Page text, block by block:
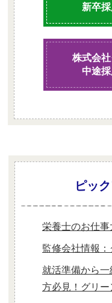
新卒
株式会
中途
ピッ
栄養士のお仕事
監修会社情報
就活準備から一
方必見！ グリ